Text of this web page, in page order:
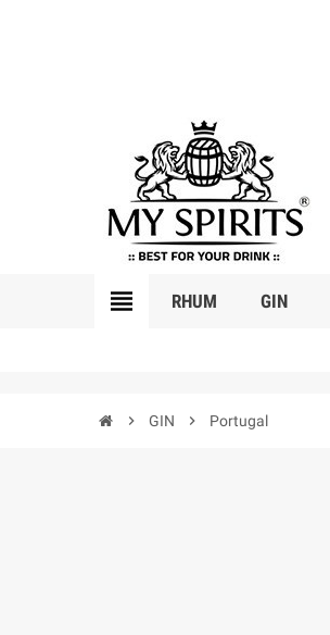
view_headline RHUM GIN
chevron_right GIN chevron_right Portugal